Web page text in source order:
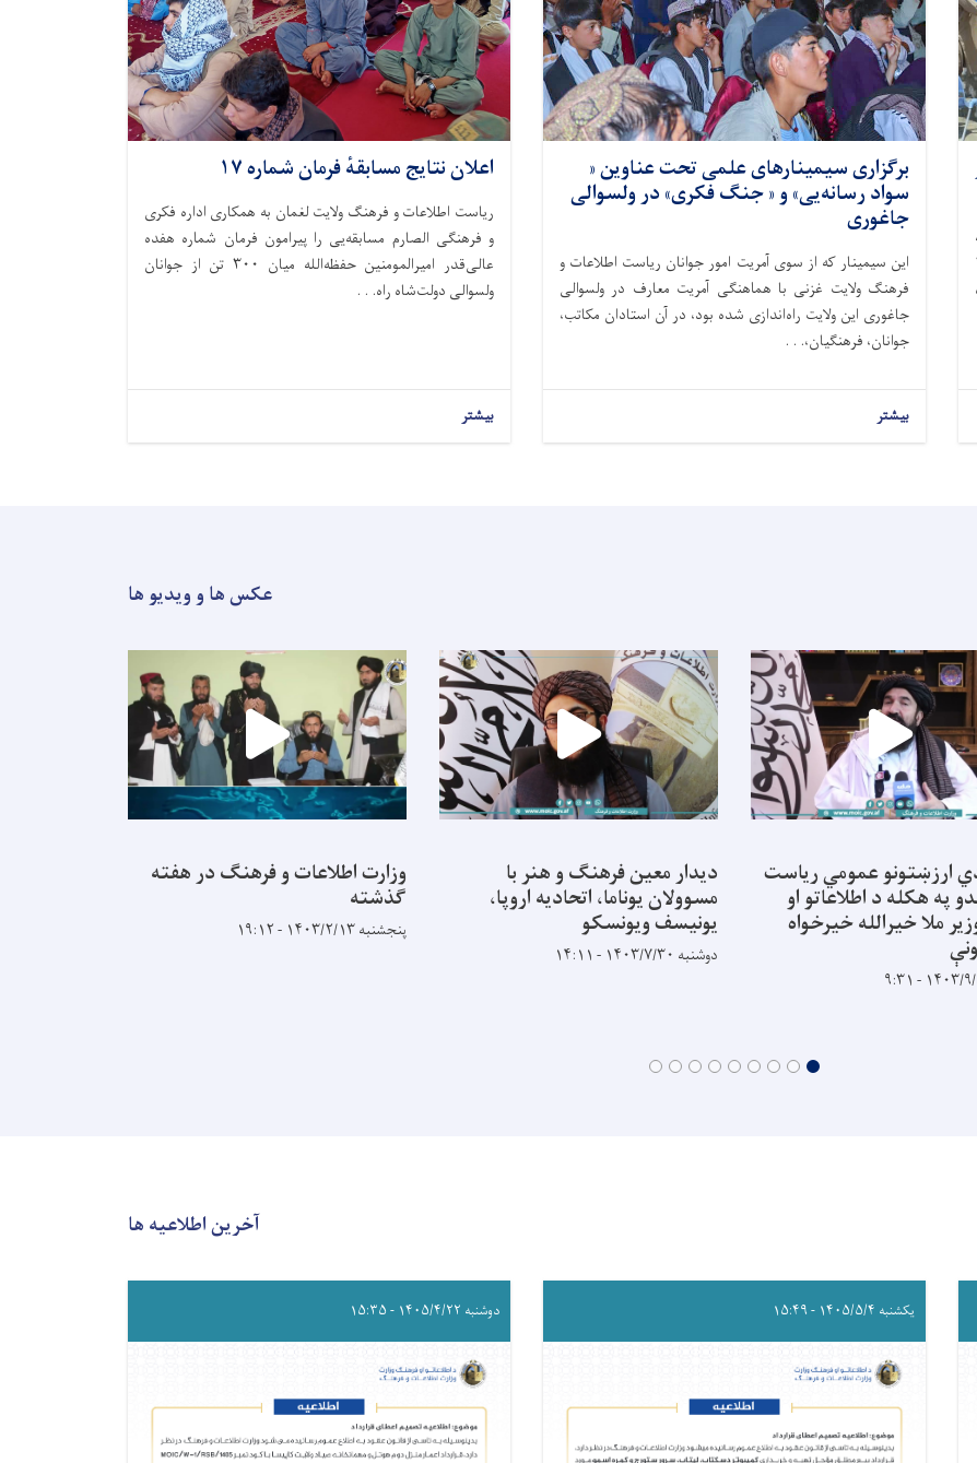
۲۴
برگزاری سیمینار‌های علمی تحت عناوین «
سواد رسانه‌یی» و « جنگ فکری» در ولسوالی
جاغوری
این سیمینار که از سوی آمریت امور جوانان ریاست اطلاعات و
فرهنگ ولایت غزنی با هماهنگی آمریت معارف در ولسوالی
جاغوری این ولایت راه‌اندازی شده بود، در آن استادان مکاتب،
جوانان، فرهنگیان،. . .
بیشتر
اعلان نتایج مسابقهٔ فرمان شماره ۱۷
ریاست اطلاعات و فرهنگ ولایت لغمان به همکاری اداره فکری
و فرهنگی الصارم مسابقه‌یی را پیرامون فرمان شماره هفده
عالی‌قدر امیرالمومنین حفظه‌الله میان ۳۰۰ تن از جوانان
ولسوالی دولت‌شاه راه. . .
بیشتر
عکس ها و ویدیو ها
ارزښتونو عمومي ریاست
په هکله د اطلاعاتو او
ملا خیرالله خیرخواه
دیدار معین فرهنگ و هنر با
مسوولان یوناما، اتحادیه اروپا،
یونیسف ویونسکو
دوشنبه ۱۴۰۳/۷/۳۰ - ۱۴:۱۱
وزارت اطلاعات و فرهنگ در هفته
گذشته
پنجشنبه ۱۴۰۳/۲/۱۳ - ۱۹:۱۲
آخرین اطلاعیه ها
یکشنبه ۱۴۰۵/۵/۴ - ۱۵:۴۹ دوشنبه ۱۴۰۵/۴/۲۲ - ۱۵:۳۵